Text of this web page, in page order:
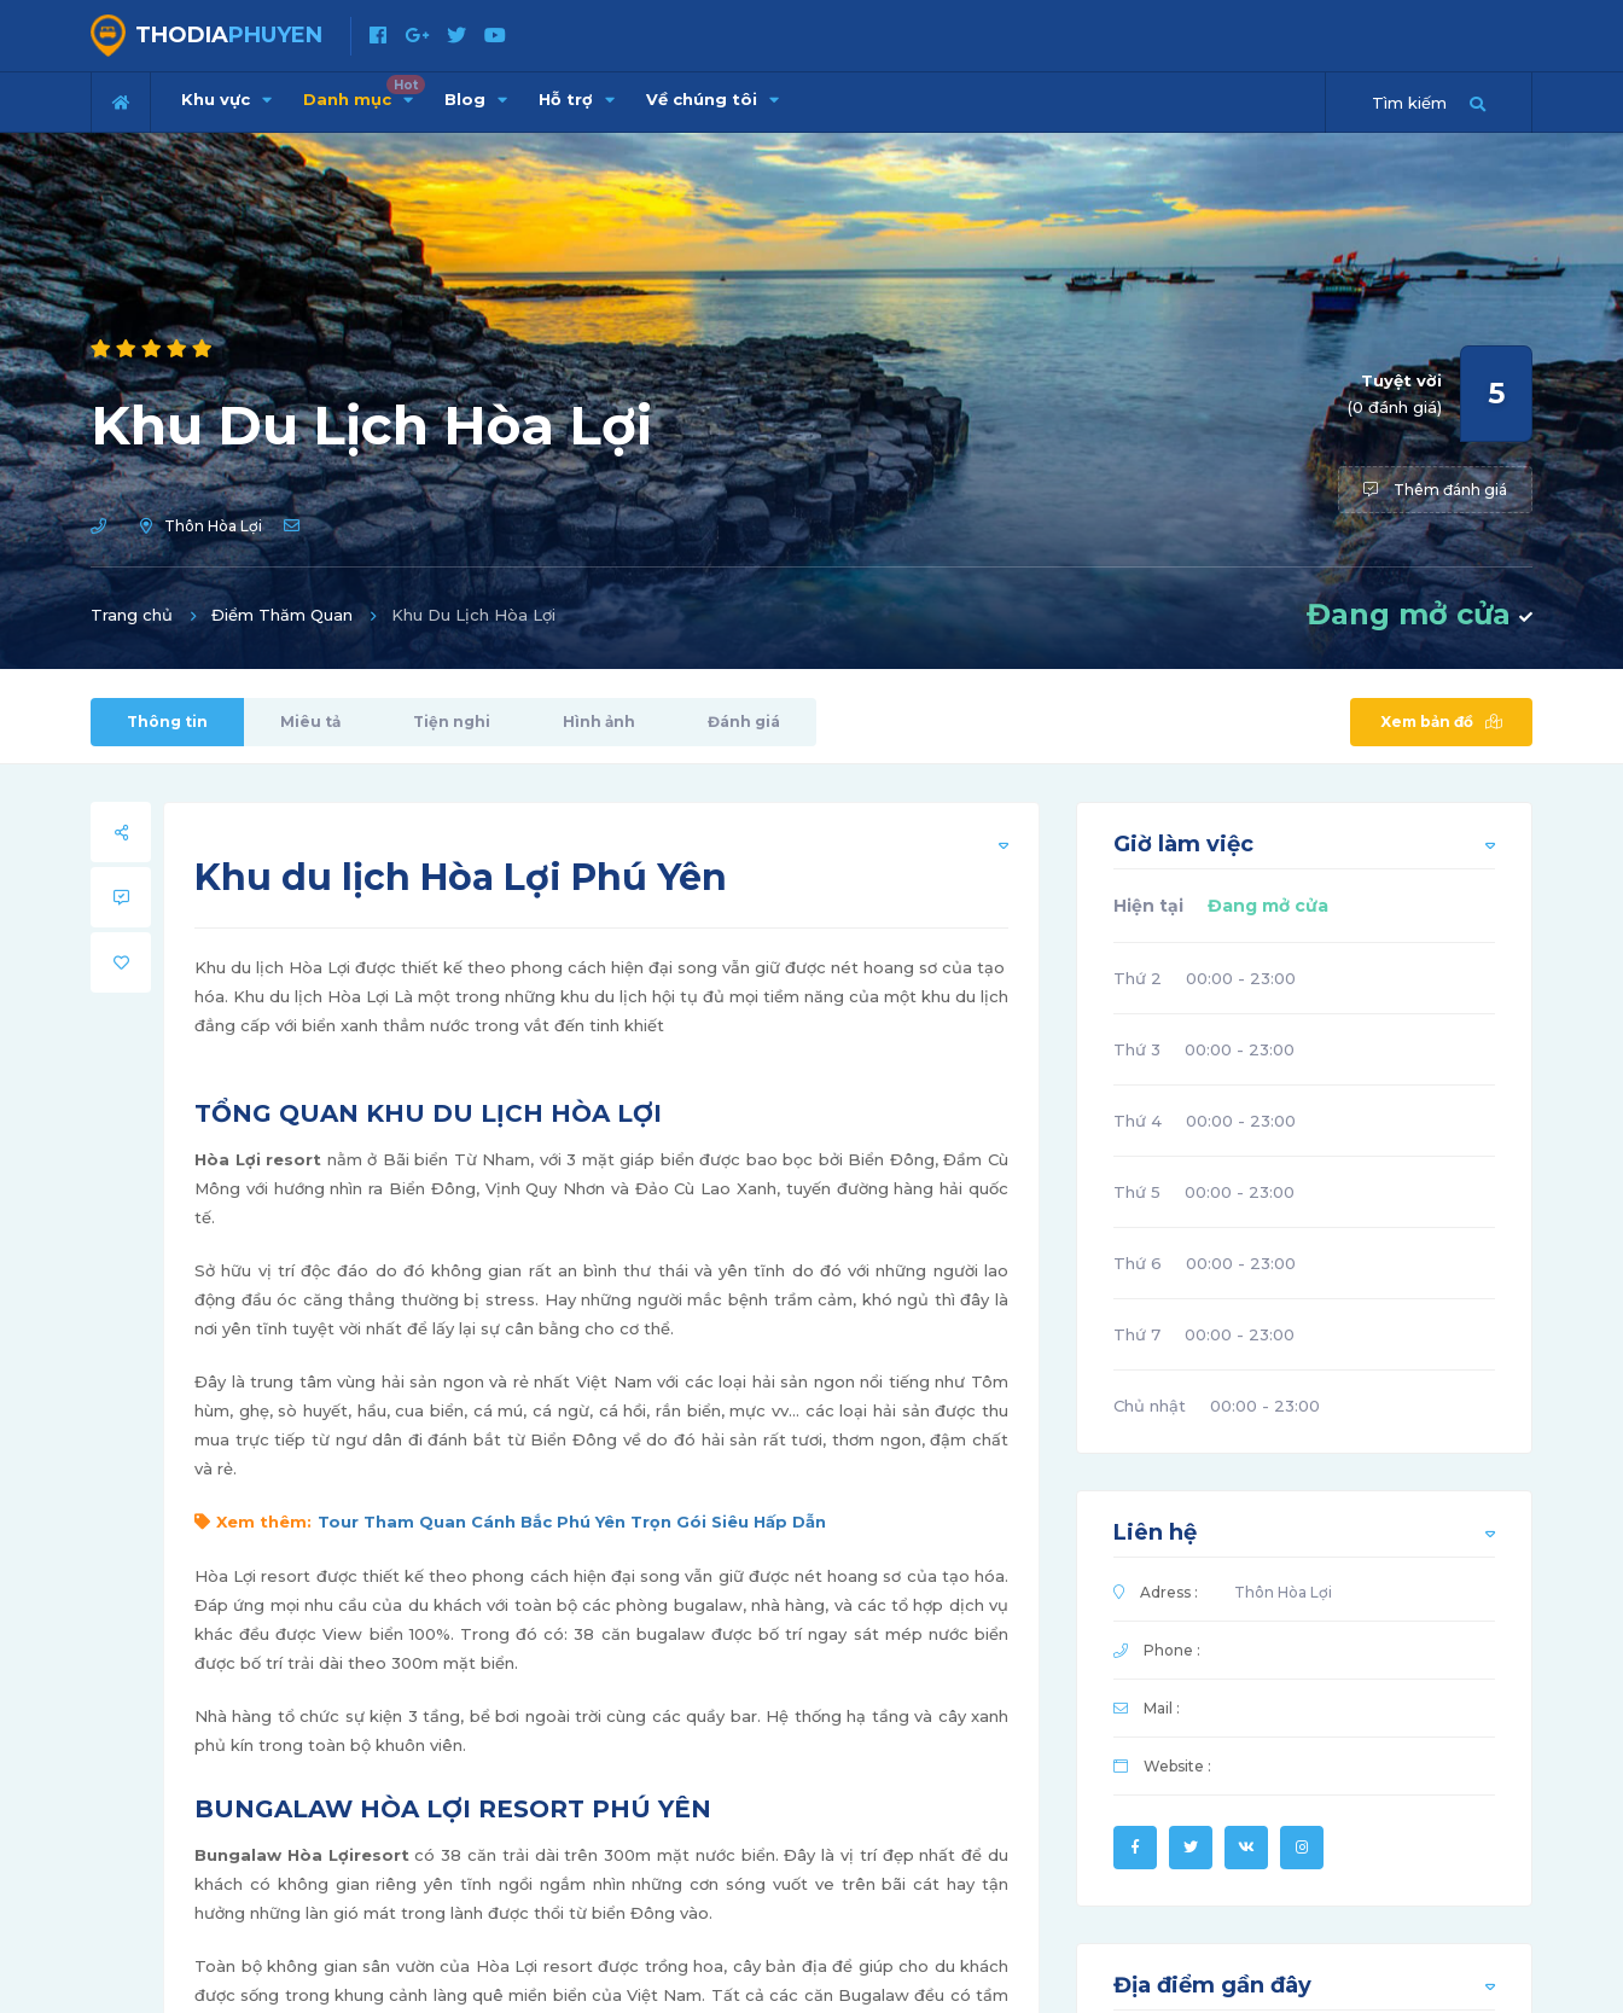
THODIAPHUYEN
Tìm kiếm
Khu vực Danh mục
Hot
Blog Hỗ trợ Về chúng tôi
Khu Du Lịch Hòa Lợi
Thôn Hòa Lợi
Tuyệt vời
(0 đánh giá)
5
Thêm đánh giá
Trang chủ Điểm Thăm Quan Khu Du Lịch Hòa Lợi Đang mở cửa
Thông tin Miêu tả Tiện nghi Hình ảnh Đánh giá Xem bản đồ
Khu du lịch Hòa Lợi Phú Yên
Khu du lịch Hòa Lợi được thiết kế theo phong cách hiện đại song vẫn giữ được nét hoang sơ của tạo
hóa. Khu du lịch Hòa Lợi Là một trong những khu du lịch hội tụ đủ mọi tiềm năng của một khu du lịch
đẳng cấp với biển xanh thẳm nước trong vắt đến tinh khiết
TỔNG QUAN KHU DU LỊCH HÒA LỢI
Hòa Lợi resort nằm ở Bãi biển Từ Nham, với 3 mặt giáp biển được bao bọc bởi Biển Đông, Đầm Cù
Mông với hướng nhìn ra Biển Đông, Vịnh Quy Nhơn và Đảo Cù Lao Xanh, tuyến đường hàng hải quốc
tế.
Sở hữu vị trí độc đáo do đó không gian rất an bình thư thái và yên tĩnh do đó với những người lao
động đầu óc căng thẳng thường bị stress. Hay những người mắc bệnh trầm cảm, khó ngủ thì đây là
nơi yên tĩnh tuyệt vời nhất để lấy lại sự cân bằng cho cơ thể.
Đây là trung tâm vùng hải sản ngon và rẻ nhất Việt Nam với các loại hải sản ngon nổi tiếng như Tôm
hùm, ghẹ, sò huyết, hầu, cua biển, cá mú, cá ngừ, cá hồi, rắn biển, mực vv… các loại hải sản được thu
mua trực tiếp từ ngư dân đi đánh bắt từ Biển Đông về do đó hải sản rất tươi, thơm ngon, đậm chất
và rẻ.
Xem thêm: Tour Tham Quan Cánh Bắc Phú Yên Trọn Gói Siêu Hấp Dẫn
Hòa Lợi resort được thiết kế theo phong cách hiện đại song vẫn giữ được nét hoang sơ của tạo hóa.
Đáp ứng mọi nhu cầu của du khách với toàn bộ các phòng bugalaw, nhà hàng, và các tổ hợp dịch vụ
khác đều được View biển 100%. Trong đó có: 38 căn bugalaw được bố trí ngay sát mép nước biển
được bố trí trải dài theo 300m mặt biển.
Nhà hàng tổ chức sự kiện 3 tầng, bể bơi ngoài trời cùng các quầy bar. Hệ thống hạ tầng và cây xanh
phủ kín trong toàn bộ khuôn viên.
BUNGALAW HÒA LỢI RESORT PHÚ YÊN
Bungalaw Hòa Lợiresort có 38 căn trải dài trên 300m mặt nước biển. Đây là vị trí đẹp nhất để du
khách có không gian riêng yên tĩnh ngồi ngắm nhìn những cơn sóng vuốt ve trên bãi cát hay tận
hưởng những làn gió mát trong lành được thổi từ biển Đông vào.
Toàn bộ không gian sân vườn của Hòa Lợi resort được trồng hoa, cây bản địa để giúp cho du khách
được sống trong khung cảnh làng quê miền biển của Việt Nam. Tất cả các căn Bugalaw đều có tầm
Giờ làm việc
Hiện tại Đang mở cửa
Thứ 2 00:00 - 23:00
Thứ 3 00:00 - 23:00
Thứ 4 00:00 - 23:00
Thứ 5 00:00 - 23:00
Thứ 6 00:00 - 23:00
Thứ 7 00:00 - 23:00
Chủ nhật 00:00 - 23:00
Liên hệ
Adress : Thôn Hòa Lợi
Phone :
Mail :
Website :
Địa điểm gần đây